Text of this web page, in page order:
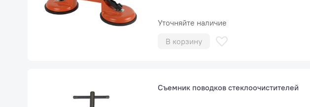
Уточняйте наличие
В корзину
Съемник поводков стеклоочистителей